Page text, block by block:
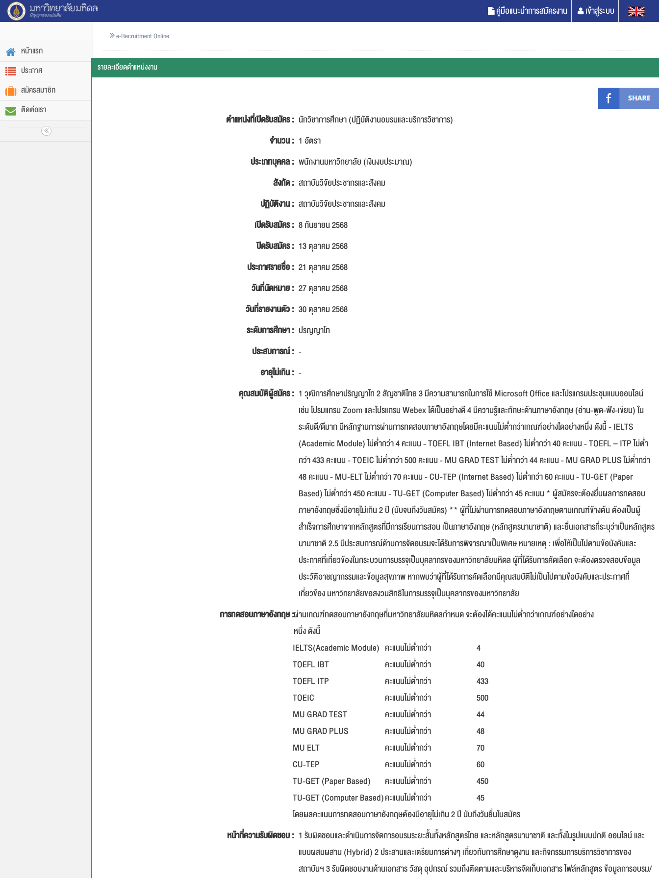
คู่มือแนะนำการสมัครงาน เข้าสู่ระบบ
หน้าแรก
ประกาศ
สมัครสมาชิก
ติดต่อเรา
e-Recruitment Online
รายละเอียดตำแหน่งงาน
ตำแหน่งที่เปิดรับสมัคร : นักวิชาการศึกษา (ปฏิบัติงานอบรมและบริการวิชาการ)
จำนวน : 1 อัตรา
ประเภทบุคคล : พนักงานมหาวิทยาลัย (เงินงบประมาณ)
สังกัด : สถาบันวิจัยประชากรและสังคม
ปฏิบัติงาน : สถาบันวิจัยประชากรและสังคม
เปิดรับสมัคร : 8 กันยายน 2568
ปิดรับสมัคร : 13 ตุลาคม 2568
ประกาศรายชื่อ : 21 ตุลาคม 2568
วันที่นัดหมาย : 27 ตุลาคม 2568
วันที่รายงานตัว : 30 ตุลาคม 2568
ระดับการศึกษา : ปริญญาโท
ประสบการณ์ : -
อายุไม่เกิน : -
คุณสมบัติผู้สมัคร : 1 วุฒิการศึกษาปริญญาโท 2 สัญชาติไทย 3 มีความสามารถในการใช้ Microsoft Office และโปรแกรมประชุมแบบออนไลน์
เช่น โปรมแกรม Zoom และโปรแกรม Webex ได้เป็นอย่างดี 4 มีความรู้และทักษะด้านภาษาอังกฤษ (อ่าน-พูด-ฟัง-เขียน) ใน
ระดับดี/ดีมาก มีหลักฐานการผ่านการทดสอบภาษาอังกฤษโดยมีคะแนนไม่ต่ำกว่าเกณฑ์อย่างใดอย่างหนึ่ง ดังนี้ - IELTS
(Academic Module) ไม่ต่ำกว่า 4 คะแนน - TOEFL IBT (Internet Based) ไม่ต่ำกว่า 40 คะแนน - TOEFL – ITP ไม่ต่ำ
กว่า 433 คะแนน - TOEIC ไม่ต่ำกว่า 500 คะแนน - MU GRAD TEST ไม่ต่ำกว่า 44 คะแนน - MU GRAD PLUS ไม่ต่ำกว่า
48 คะแนน - MU-ELT ไม่ต่ำกว่า 70 คะแนน - CU-TEP (Internet Based) ไม่ต่ำกว่า 60 คะแนน - TU-GET (Paper
Based) ไม่ต่ำกว่า 450 คะแนน - TU-GET (Computer Based) ไม่ต่ำกว่า 45 คะแนน * ผู้สมัครจะต้องยื่นผลการทดสอบ
ภาษาอังกฤษซึ่งมีอายุไม่เกิน 2 ปี (นับจนถึงวันสมัคร) ** ผู้ที่ไม่ผ่านการทดสอบภาษาอังกฤษตามเกณฑ์ข้างต้น ต้องเป็นผู้
สำเร็จการศึกษาจากหลักสูตรที่มีการเรียนการสอน เป็นภาษาอังกฤษ (หลักสูตรนานาชาติ) และยื่นเอกสารที่ระบุว่าเป็นหลักสูตร
นานาชาติ 2.5 มีประสบการณ์ด้านการจัดอบรมจะได้รับการพิจารณาเป็นพิเศษ หมายเหตุ : เพื่อให้เป็นไปตามข้อบังคับและ
ประกาศที่เกี่ยวข้องในกระบวนการบรรจุเป็นบุคลากรของมหาวิทยาลัยมหิดล ผู้ที่ได้รับการคัดเลือก จะต้องตรวจสอบข้อมูล
ประวัติอาชญากรรมและข้อมูลสุขภาพ หากพบว่าผู้ที่ได้รับการคัดเลือกมีคุณสมบัติไม่เป็นไปตามข้อบังคับและประกาศที่
เกี่ยวข้อง มหาวิทยาลัยขอสงวนสิทธิในการบรรจุเป็นบุคลากรของมหาวิทยาลัย
การทดสอบภาษาอังกฤษ :ผ่านเกณฑ์ทดสอบภาษาอังกฤษที่มหาวิทยาลัยมหิดลกำหนด จะต้องได้คะแนนไม่ต่ำกว่าเกณฑ์อย่างใดอย่าง
หนึ่ง ดังนี้
IELTS(Academic Module) คะแนนไม่ต่ำกว่า
4
TOEFL IBT
คะแนนไม่ต่ำกว่า
40
TOEFL ITP
คะแนนไม่ต่ำกว่า
433
TOEIC
คะแนนไม่ต่ำกว่า
500
MU GRAD TEST
คะแนนไม่ต่ำกว่า
44
MU GRAD PLUS
คะแนนไม่ต่ำกว่า
48
MU ELT
คะแนนไม่ต่ำกว่า
70
CU-TEP
คะแนนไม่ต่ำกว่า
60
TU-GET (Paper Based)
คะแนนไม่ต่ำกว่า
450
TU-GET (Computer Based)คะแนนไม่ต่ำกว่า
45
โดยผลคะแนนการทดสอบภาษาอังกฤษต้องมีอายุไม่เกิน 2 ปี นับถึงวันยื่นใบสมัคร
หน้าที่ความรับผิดชอบ : 1 รับผิดชอบและดำเนินการจัดการอบรมระยะสั้นทั้งหลักสูตรไทย และหลักสูตรนานาชาติ และทั้งในรูปแบบปกติ ออนไลน์ และ
แบบผสมผสาน (Hybrid) 2 ประสานและเตรียมการต่างๆ เกี่ยวกับการศึกษาดูงาน และกิจกรรมการบริการวิชาการของ
สถาบันฯ 3 รับผิดชอบงานด้านเอกสาร วัสดุ อุปกรณ์ รวมถึงติดตามและบริหารจัดเก็บเอกสาร ไฟล์หลักสูตร ข้อมูลการอบรม/